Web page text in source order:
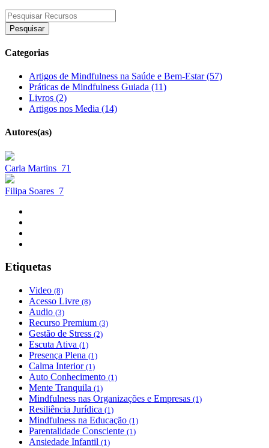
Pesquisar
Categorias
Artigos de Mindfulness na Saúde e Bem-Estar (57)
Práticas de Mindfulness Guiada (11)
Livros (2)
Artigos nos Media (14)
Autores(as)
Carla Martins 71
Filipa Soares 7
Etiquetas
Video (8)
Acesso Livre (8)
Audio (3)
Recurso Premium (3)
Gestão de Stress (2)
Escuta Ativa (1)
Presença Plena (1)
Calma Interior (1)
Auto Conhecimento (1)
Mente Tranquila (1)
Mindfulness nas Organizações e Empresas (1)
Resiliência Jurídica (1)
Mindfulness na Educação (1)
Parentalidade Consciente (1)
Ansiedade Infantil (1)